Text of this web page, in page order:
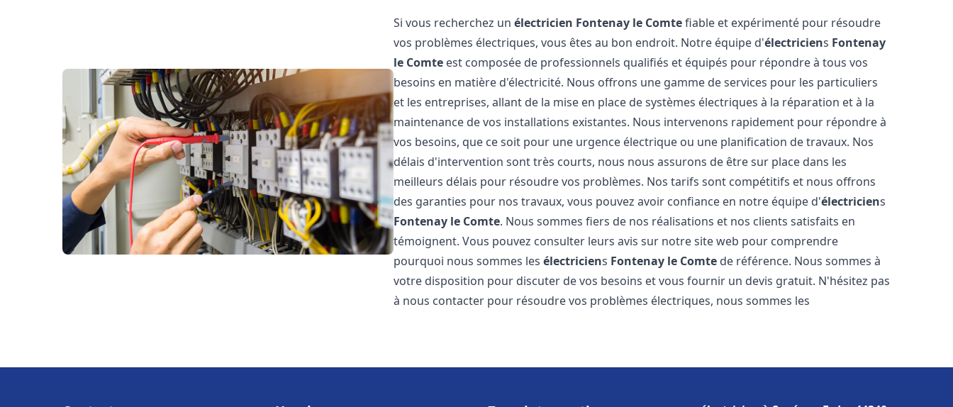
Si vous recherchez unélectricien Fontenay le Comtefiable et expérimenté pour résoudre
vos problèmes électriques, vous êtes au bon endroit. Notre équipe d'électriciens Fontenay
le Comte est composée de professionnels qualifiés et équipés pour répondre à tous vos
besoins en matière d'électricité. Nous offrons une gamme de services pour les particuliers
et les entreprises, allant de la mise en place de systèmes électriques à la réparation et à la
maintenance de vos installations existantes. Nous intervenons rapidement pour répondre à
vos besoins, que ce soit pour une urgence électrique ou une planification de travaux. Nos
délais d'intervention sont très courts, nous nous assurons de être sur place dans les
meilleurs délais pour résoudre vos problèmes. Nos tarifs sont compétitifs et nous offrons
des garanties pour nos travaux, vous pouvez avoir confiance en notre équipe d'électriciens
Fontenay le Comte. Nous sommes fiers de nos réalisations et nos clients satisfaits en
témoignent. Vous pouvez consulter leurs avis sur notre site web pour comprendre
pourquoi nous sommes lesélectriciens Fontenay le Comte de référence. Nous sommes à
votre disposition pour discuter de vos besoins et vous fournir un devis gratuit. N'hésitez pas
à nous contacter pour résoudre vos problèmes électriques, nous sommes les